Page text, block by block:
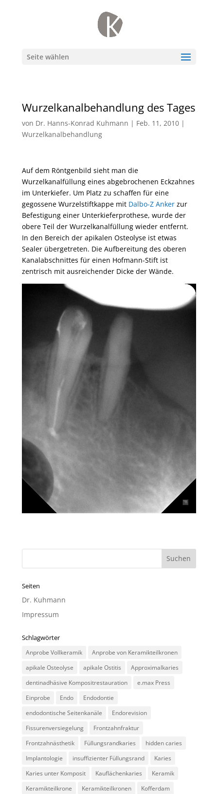
Seite wählen
Wurzelkanalbehandlung des Tages
von Dr. Hanns-Konrad Kuhmann | Feb. 11, 2010|
Wurzelkanalbehandlung
Auf dem Röntgenbild sieht man die
Wurzelkanalfüllung eines abgebrochenen Eckzahnes
im Unterkiefer. Um Platz zu schaffen für eine
gegossene Wurzelstiftkappe mit Dalbo-Z Ankerzur
Befestigung einer Unterkieferprothese, wurde der
obere Teil der Wurzelkanalfüllung wieder entfernt.
In den Bereich der apikalen Osteolyse ist etwas
Sealer übergetreten. Die Aufbereitung des oberen
Kanalabschnittes für einen Hofmann-Stift ist
zentrisch mit ausreichender Dicke der Wände.
Seiten
Dr. Kuhmann
Impressum
Schlagwörter
Anprobe Vollkeramik
Anprobe von Keramikteilkronen
apikale Osteolyse
apikale Ostitis
Approximalkaries
dentinadhäsive Kompositrestauration
e.max Press
Einprobe
Endo
Endodontie
endodontische Seitenkanäle
Endorevision
Fissurenversiegelung
Frontzahnfraktur
Frontzahnästhetik
Füllungsrandkaries
hidden caries
Implantologie
insuffizienter Füllungsrand
Karies
Karies unter Komposit
Kauflächenkaries
Keramik
Keramikteilkrone
Keramikteilkronen
Kofferdam